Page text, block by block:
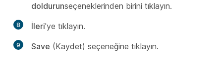
doldurunseçeneklerinden birini tıklayın.
8 İleri'ye tıklayın.
9 Save (Kaydet) seçeneğine tıklayın.